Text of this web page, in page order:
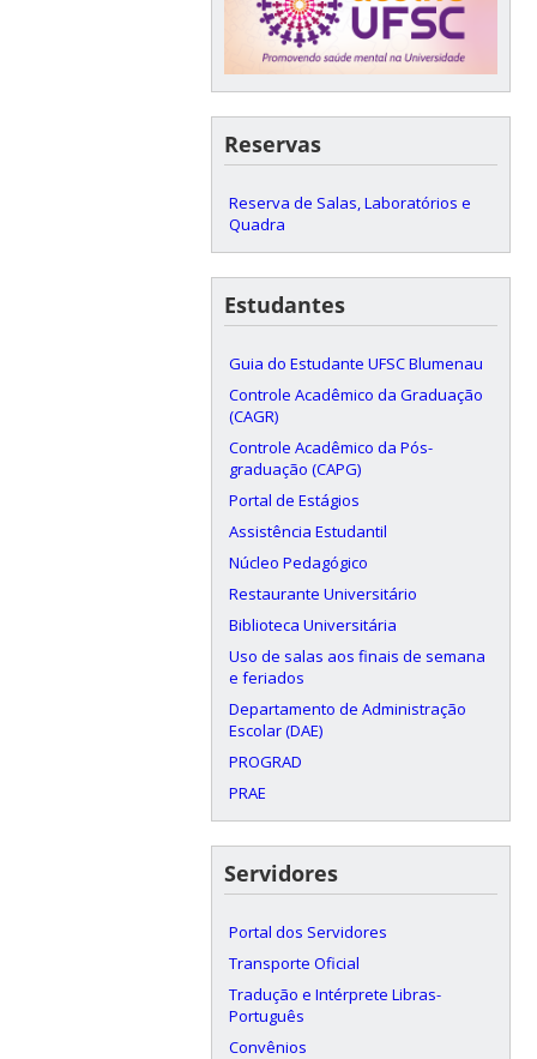
Reservas
Reserva de Salas, Laboratórios e
Quadra
Estudantes
Guia do Estudante UFSC Blumenau
Controle Acadêmico da Graduação
(CAGR)
Controle Acadêmico da Pós-
graduação (CAPG)
Portal de Estágios
Assistência Estudantil
Núcleo Pedagógico
Restaurante Universitário
Biblioteca Universitária
Uso de salas aos finais de semana
e feriados
Departamento de Administração
Escolar (DAE)
PROGRAD
PRAE
Servidores
Portal dos Servidores
Transporte Oficial
Tradução e Intérprete Libras-
Português
Convênios